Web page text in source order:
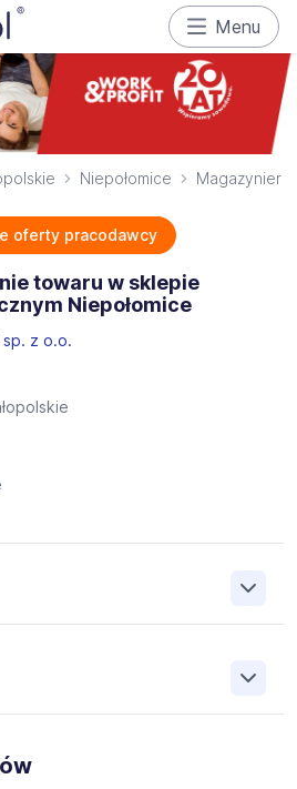
Menu
Niepołomice Magazynier
oferty pracodawcy
towaru w sklepie
Niepołomice
z o.o.
Personalnego Work &
z największych niezależnych